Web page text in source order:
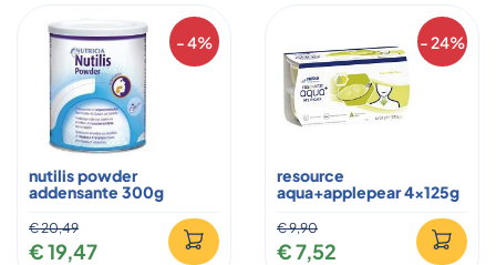
- 4%
nutilis powder
addensante 300g
€ 20,49
€ 19,47
- 24%
resource
aqua+applepear 4x125g
€ 9,90
€ 7,52